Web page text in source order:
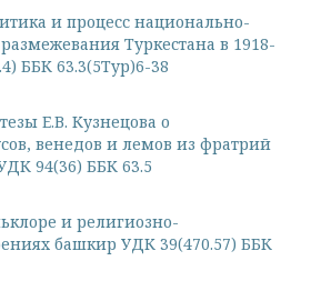
и процесс национально-
Туркестана в 1918-
ББК 63.3(5Тур)6-38
Е.В. Кузнецова о
венедов и лемов из фратрий
94(36) ББК 63.5
и религиозно-
башкир УДК 39(470.57) ББК